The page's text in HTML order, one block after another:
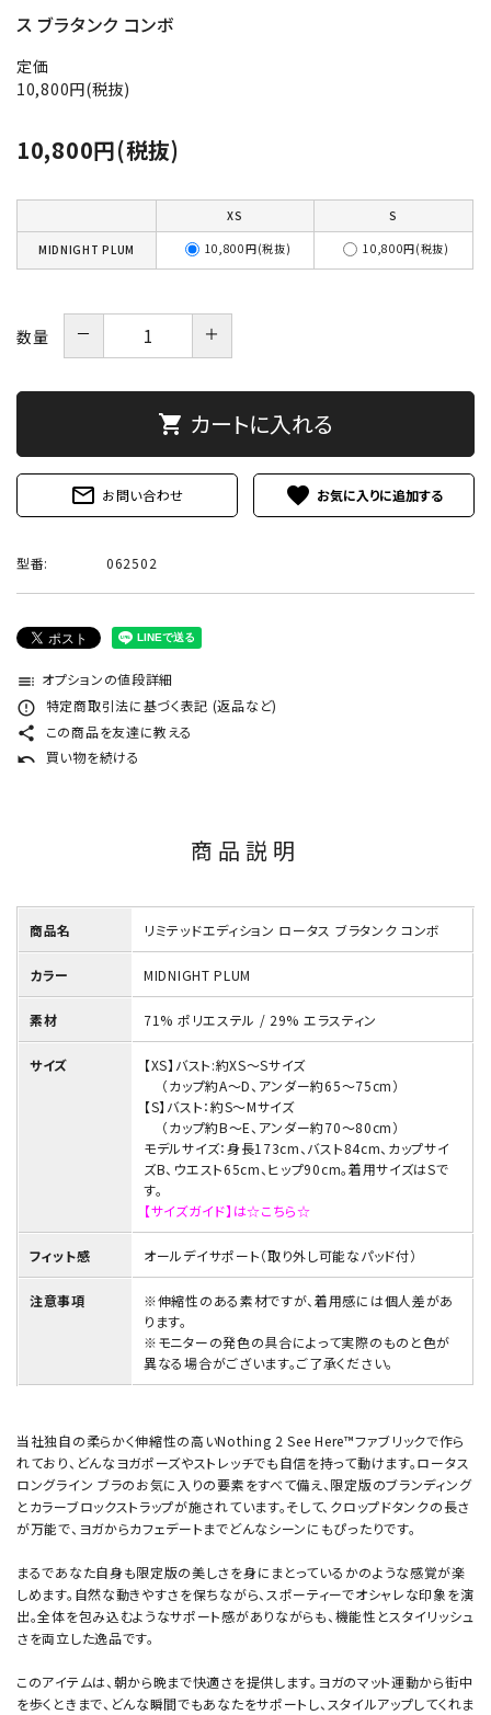
ス ブラタンク コンボ
定価
10,800円(税抜)
10,800円(税抜)
XS S
MIDNIGHT PLUM 10,800円(税抜) 10,800円(税抜)
数量 － ＋
shopping_cart カートに入れる
mail_outline お問い合わせ favorite
型番: 062502
toc オプションの値段詳細
error_outline 特定商取引法に基づく表記 (返品など)
share この商品を友達に教える
undo 買い物を続ける
商品説明
商品名 リミテッドエディション ロータス ブラタンク コンボ
カラー MIDNIGHT PLUM
素材 71% ポリエステル / 29% エラスティン
サイズ
【XS】バスト:約XS～Sサイズ
（カップ約A～D、アンダー約65～75cm）
【S】バスト：約S～Mサイズ
（カップ約B～E、アンダー約70～80cm）
モデルサイズ：身長173cm、バスト84cm、カップサイ
ズB、ウエスト65cm、ヒップ90cm。着用サイズはSで
す。
【サイズガイド】は☆こちら☆
フィット感 オールデイサポート（取り外し可能なパッド付）
注意事項
※伸縮性のある素材ですが、着用感には個人差があ
ります。
※モニターの発色の具合によって実際のものと色が
異なる場合がございます。ご了承ください。
当社独自の柔らかく伸縮性の高いNothing 2 See Here™ファブリックで作ら
れており、どんなヨガポーズやストレッチでも自信を持って動けます。ロータス
ロングライン ブラのお気に入りの要素をすべて備え、限定版のブランディング
とカラーブロックストラップが施されています。そして、クロップドタンクの長さ
が万能で、ヨガからカフェデートまでどんなシーンにもぴったりです。
まるであなた自身も限定版の美しさを身にまとっているかのような感覚が楽
しめます。自然な動きやすさを保ちながら、スポーティーでオシャレな印象を演
出。全体を包み込むようなサポート感がありながらも、機能性とスタイリッシュ
さを両立した逸品です。
このアイテムは、朝から晩まで快適さを提供します。ヨガのマット運動から街中
を歩くときまで、どんな瞬間でもあなたをサポートし、スタイルアップしてくれま